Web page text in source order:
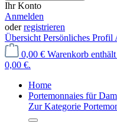
Ihr Konto
Anmelden
oderregistrieren
Übersicht Persönliches Profil
0,00 € Warenkorb
0,00 €.
Home
Portemonnaies für
Zur Kategorie